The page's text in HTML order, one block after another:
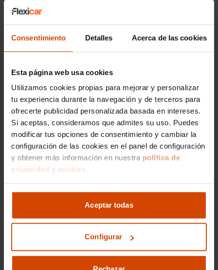
Consentimiento Detalles Acerca de las cookies
Esta página web usa cookies
Utilizamos cookies propias para mejorar y personalizar
tu experiencia durante la navegación y de terceros para
ofrecerte publicidad personalizada basada en intereses.
Si aceptas, consideramos que admites su uso. Puedes
modificar tus opciones de consentimiento y cambiar la
configuración de las cookies en el panel de configuración
y obtener más información en nuestra política de
privacidad y cookies.
Aceptar todas
Configurar
para facilitar la compra de tu Opel Adam Glam.
sin preocupaciones adicionales. Nuestro equipo
de expertos está comprometido a asesorarte
encuentres la opción de financiación que más te
convenga, todo dentro de un entorno de
confianza y transparencia.
Encuentra tu Opel
Adam Glam de segunda
mano al mejor precio
en Flexicar
En Flexicar, no solo te ofrecemos el Opel Adam
garantizamos un proceso de compra sencillo y
seguro. Contamos con un amplio catálogo de
la mejor calidad. Nuestro equipo de
profesionales está siempre listo para ofrecerte el